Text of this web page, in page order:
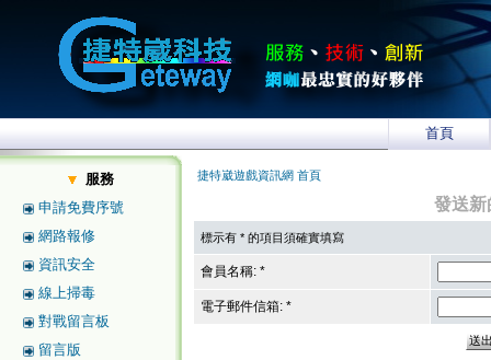
首頁
服務
申請免費序號
網路報修
資訊安全
線上掃毒
對戰留言板
留言版
捷特崴遊戲資訊網 首頁
發送
標示有 * 的項目須確實填寫
會員名稱: *
電子郵件信箱: *